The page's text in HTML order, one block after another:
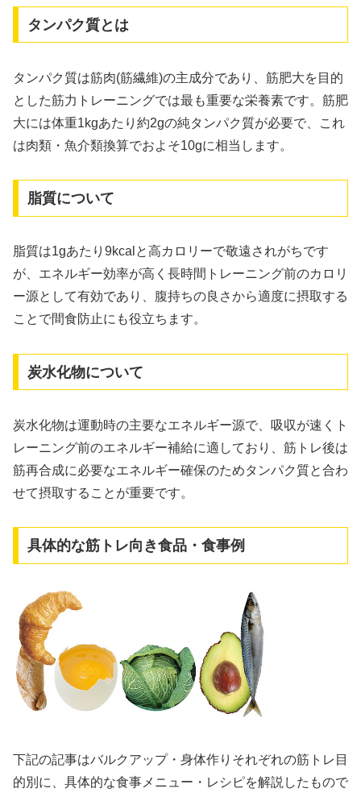
タンパク質とは
タンパク質は筋肉(筋繊維)の主成分であり、筋肥大を目的
とした筋力トレーニングでは最も重要な栄養素です。筋肥
大には体重1kgあたり約2gの純タンパク質が必要で、これ
は肉類・魚介類換算でおよそ10gに相当します。
脂質について
脂質は1gあたり9kcalと高カロリーで敬遠されがちです
が、エネルギー効率が高く長時間トレーニング前のカロリ
ー源として有効であり、腹持ちの良さから適度に摂取する
ことで間食防止にも役立ちます。
炭水化物について
炭水化物は運動時の主要なエネルギー源で、吸収が速くト
レーニング前のエネルギー補給に適しており、筋トレ後は
筋再合成に必要なエネルギー確保のためタンパク質と合わ
せて摂取することが重要です。
具体的な筋トレ向き食品・食事例
下記の記事はバルクアップ・身体作りそれぞれの筋トレ目
的別に、具体的な食事メニュー・レシピを解説したもので